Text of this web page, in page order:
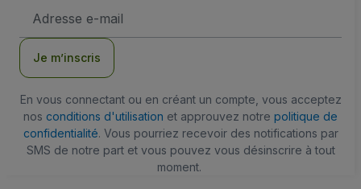
e-
Je m’inscris
En vous connectant ou en créant un compte, vous acceptez
nos conditions d'utilisation et approuvez notre politique de
confidentialité. Vous pourriez recevoir des notifications par
SMS de notre part et vous pouvez vous désinscrire à tout
moment.